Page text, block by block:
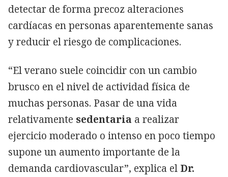
detectar de forma precoz alteraciones
cardíacas en personas aparentemente sanas
y reducir el riesgo de complicaciones.
“El verano suele coincidir con un cambio
brusco en el nivel de actividad física de
muchas personas. Pasar de una vida
relativamente sedentaria a realizar
ejercicio moderado o intenso en poco tiempo
supone un aumento importante de la
demanda cardiovascular”, explica el Dr.